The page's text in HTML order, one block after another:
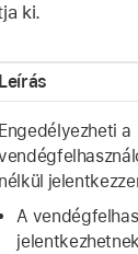
ki.
Leírás
Engedélyezheti a
nélkül
A